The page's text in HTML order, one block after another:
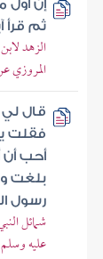
إن أول
ثم قرأ
الزهد
المروزي
قال لي
فقلت
أحب
بلغت
رسول
شمائل
عليه وسلم